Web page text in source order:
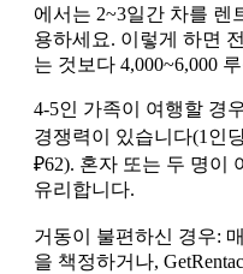
에서는 2~3일간 차를 렌
용하세요. 이렇게 하면
는 것보다 4,000~6,000
4-5인 가족이 여행할 경
경쟁력이 있습니다(1인
₽62). 혼자 또는 두 명이
유리합니다.
거동이 불편하신 경우:
을 책정하거나,